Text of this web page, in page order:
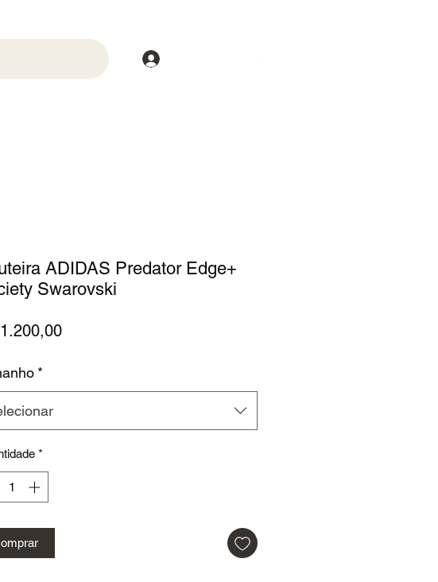
ADIDAS Predator Edge+
Swarovski
Preço
*
*